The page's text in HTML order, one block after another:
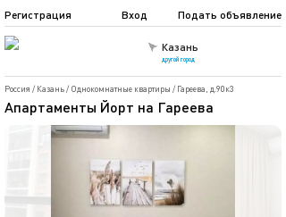
Казань
другой город
Подать объявление
Регистрация Вход
Россия / Казань/ Однокомнатные квартиры / Гареева, д.90к3
Апартаменты Йорт на Гареева